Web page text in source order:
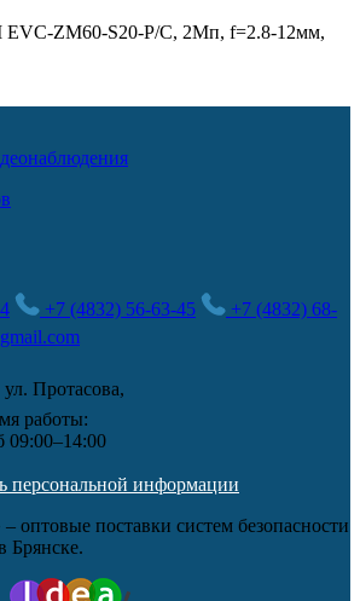
EVC-ZM60-S20-P/C, 2Мп, f=2.8-12мм,
+7 (4832) 56-63-45
+7 (4832) 68-
Протасова,
работы:
09:00–14:00
персональной информации
оптовые поставки систем безопасности
Брянске.